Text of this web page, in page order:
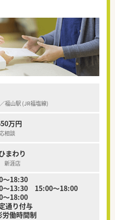
福山駅 (JR福塩線)
万円
相談
まわり
新涯店
18:30
15:00～18:00
通り付与
働時間制